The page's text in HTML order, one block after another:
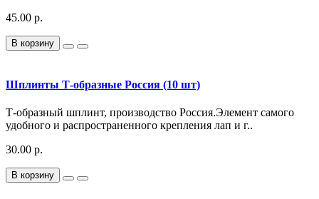
45.00 р.
В корзину
Шплинты Т-образные Россия (10 шт)
Т-образный шплинт, производство Россия.Элемент самого
удобного и распространенного крепления лап и г..
30.00 р.
В корзину